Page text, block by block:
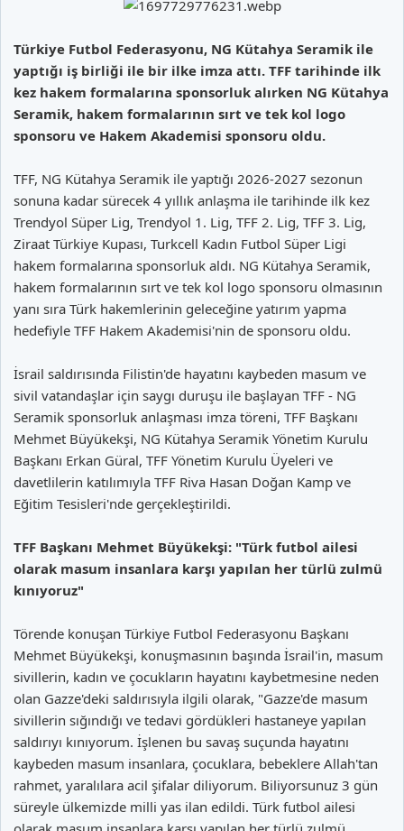
Türkiye Futbol Federasyonu, NG Kütahya Seramik ile
yaptığı iş birliği ile bir ilke imza attı. TFF tarihinde ilk
kez hakem formalarına sponsorluk alırken NG Kütahya
Seramik, hakem formalarının sırt ve tek kol logo
sponsoru ve Hakem Akademisi sponsoru oldu.
TFF, NG Kütahya Seramik ile yaptığı 2026-2027 sezonun
sonuna kadar sürecek 4 yıllık anlaşma ile tarihinde ilk kez
Trendyol Süper Lig, Trendyol 1. Lig, TFF 2. Lig, TFF 3. Lig,
Ziraat Türkiye Kupası, Turkcell Kadın Futbol Süper Ligi
hakem formalarına sponsorluk aldı. NG Kütahya Seramik,
hakem formalarının sırt ve tek kol logo sponsoru olmasının
yanı sıra Türk hakemlerinin geleceğine yatırım yapma
hedefiyle TFF Hakem Akademisi'nin de sponsoru oldu.
İsrail saldırısında Filistin'de hayatını kaybeden masum ve
sivil vatandaşlar için saygı duruşu ile başlayan TFF - NG
Seramik sponsorluk anlaşması imza töreni, TFF Başkanı
Mehmet Büyükekşi, NG Kütahya Seramik Yönetim Kurulu
Başkanı Erkan Güral, TFF Yönetim Kurulu Üyeleri ve
davetlilerin katılımıyla TFF Riva Hasan Doğan Kamp ve
Eğitim Tesisleri'nde gerçekleştirildi.
TFF Başkanı Mehmet Büyükekşi: "Türk futbol ailesi
olarak masum insanlara karşı yapılan her türlü zulmü
kınıyoruz"
Törende konuşan Türkiye Futbol Federasyonu Başkanı
Mehmet Büyükekşi, konuşmasının başında İsrail'in, masum
sivillerin, kadın ve çocukların hayatını kaybetmesine neden
olan Gazze'deki saldırısıyla ilgili olarak, "Gazze'de masum
sivillerin sığındığı ve tedavi gördükleri hastaneye yapılan
saldırıyı kınıyorum. İşlenen bu savaş suçunda hayatını
kaybeden masum insanlara, çocuklara, bebeklere Allah'tan
rahmet, yaralılara acil şifalar diliyorum. Biliyorsunuz 3 gün
süreyle ülkemizde milli yas ilan edildi. Türk futbol ailesi